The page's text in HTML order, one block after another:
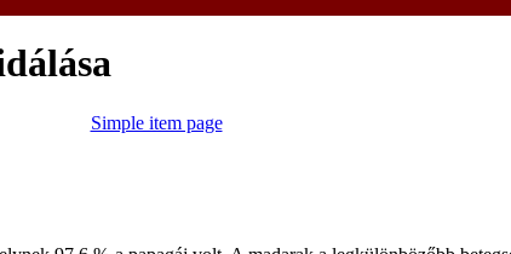
Simple item page